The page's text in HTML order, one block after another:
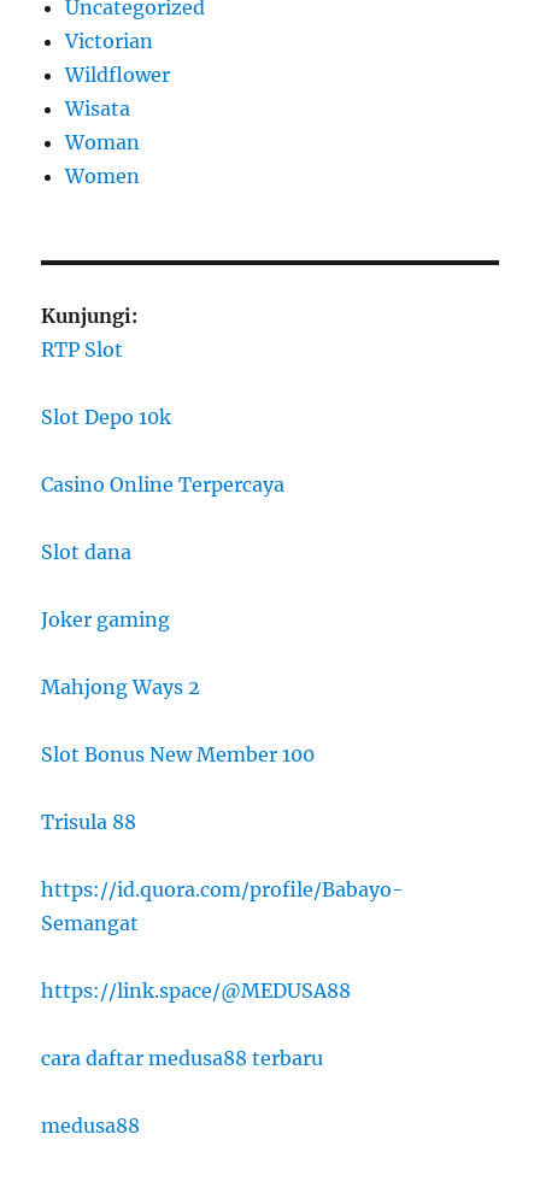
Uncategorized
Victorian
Wildflower
Wisata
Woman
Women
Kunjungi:
RTP Slot
Slot Depo 10k
Casino Online Terpercaya
Slot dana
Joker gaming
Mahjong Ways 2
Slot Bonus New Member 100
Trisula 88
https://id.quora.com/profile/Babayo-
Semangat
https://link.space/@MEDUSA88
cara daftar medusa88 terbaru
medusa88